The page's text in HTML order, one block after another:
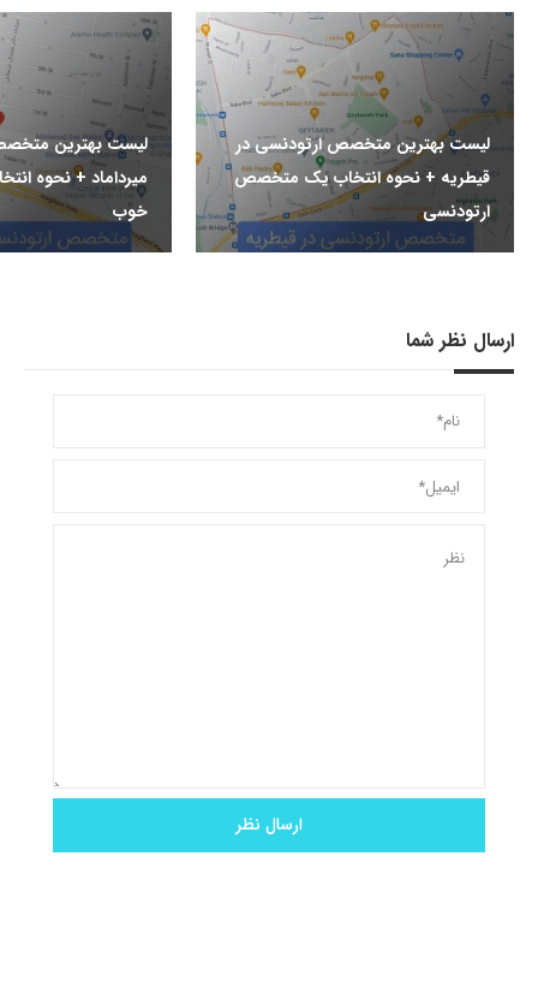
لیست بهترین متخصص ارتودنسی در
قیطریه + نحوه انتخاب یک متخصص
ارتودنسی
لیست بهترین
میرداماد + نحوه
خوب
ارسال نظر شما